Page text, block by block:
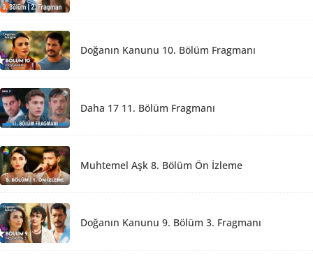
Doğanın Kanunu 10. Bölüm Fragmanı
Daha 17 11. Bölüm Fragmanı
Muhtemel Aşk 8. Bölüm Ön İzleme
Doğanın Kanunu 9. Bölüm 3. Fragmanı